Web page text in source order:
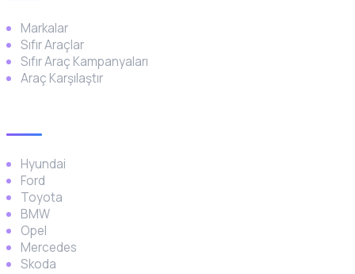
Markalar
Sıfır Araçlar
Sıfır Araç Kampanyaları
Araç Karşılaştır
Hyundai
Ford
Toyota
BMW
Opel
Mercedes
Skoda